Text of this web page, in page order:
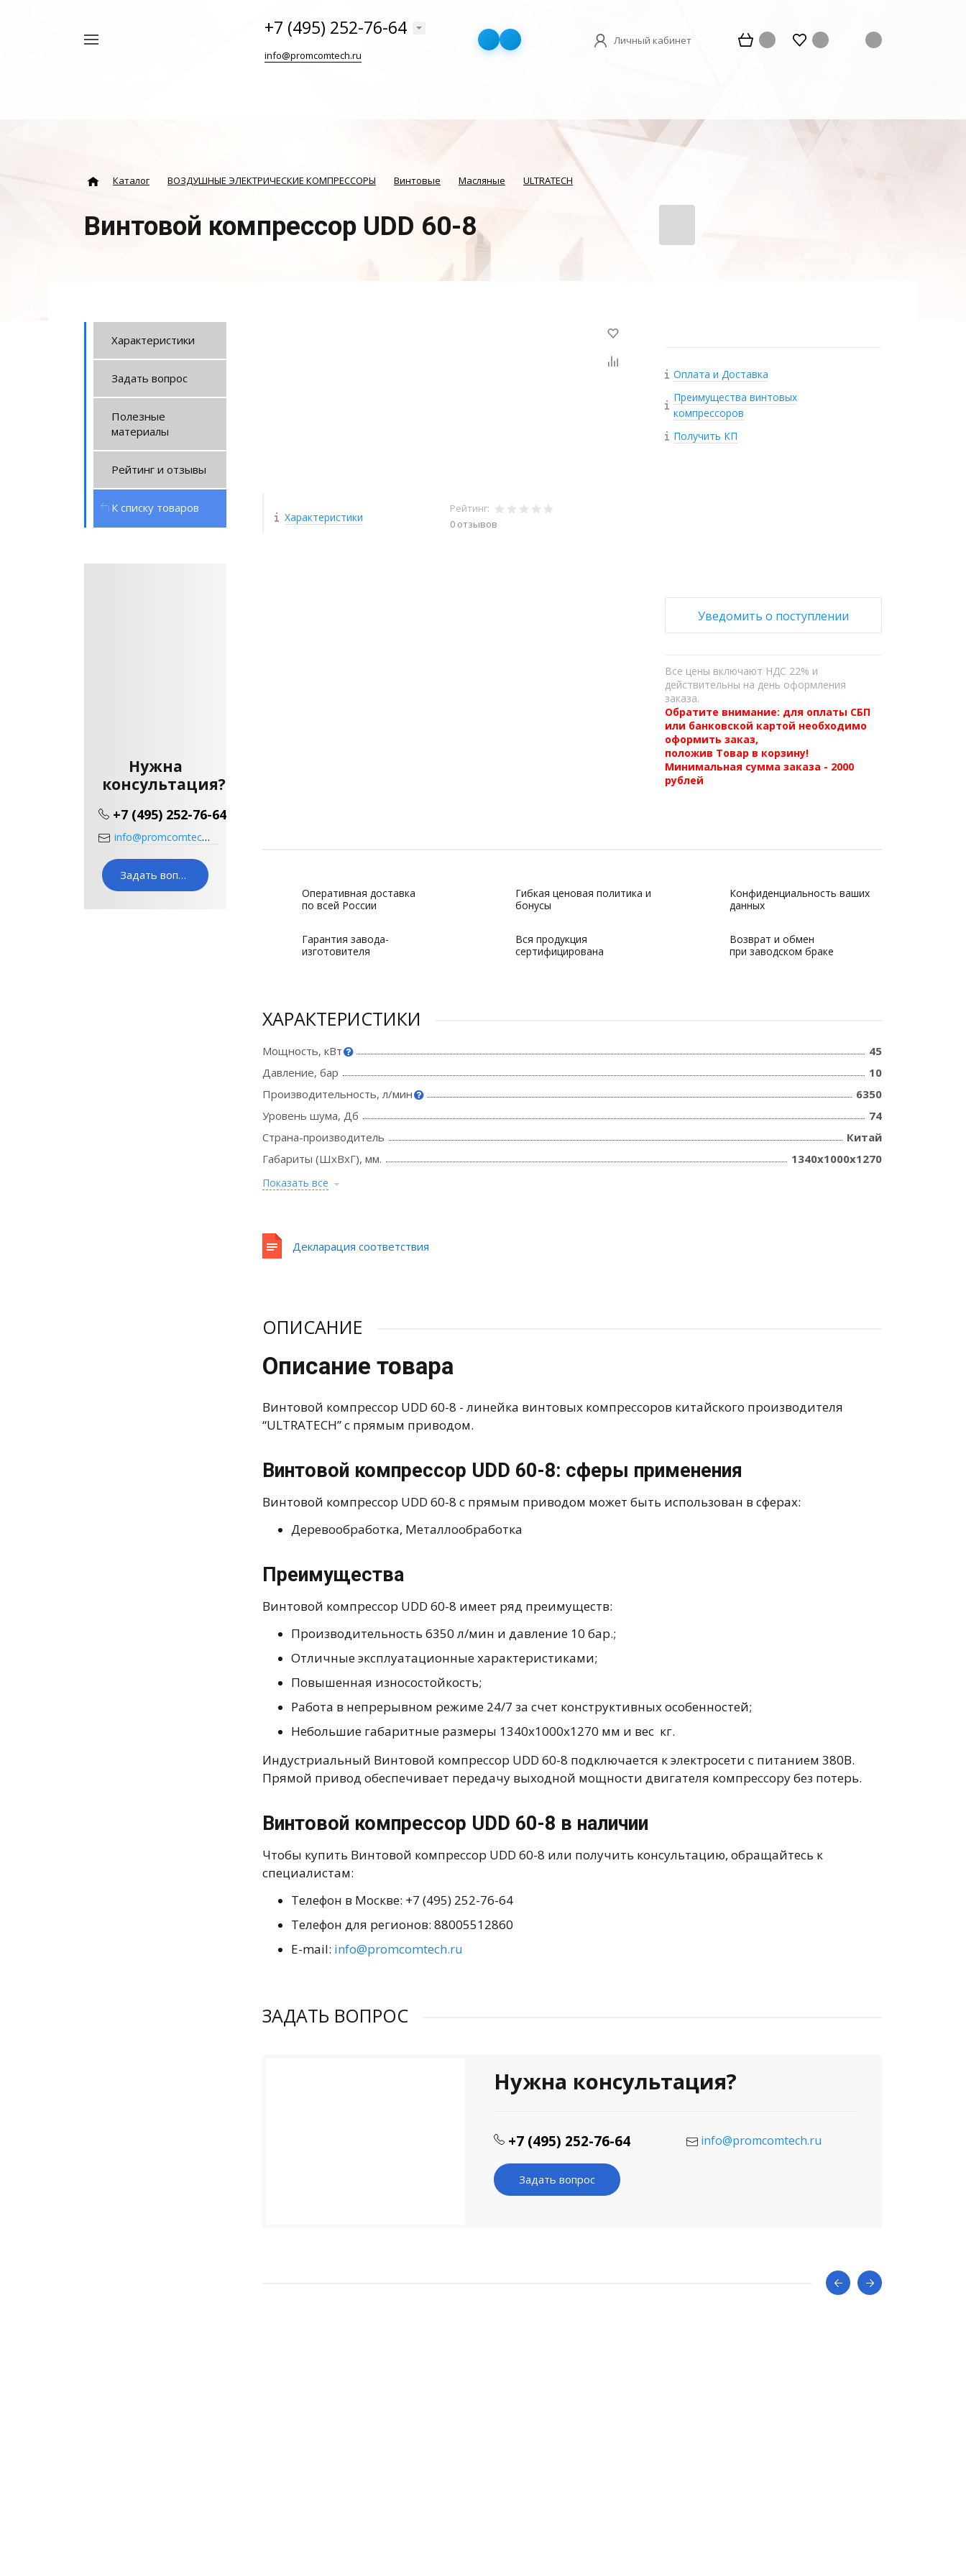
+7 (495) 252-76-64
info@promcomtech.ru
Личный кабинет
Каталог ВОЗДУШНЫЕ ЭЛЕКТРИЧЕСКИЕ КОМПРЕССОРЫ Винтовые Масляные ULTRATECH
Винтовой компрессор UDD 60-8
Характеристики
Задать вопрос
Полезные
материалы
Рейтинг и отзывы
К списку товаров
Нужна
консультация?
+7 (495) 252-76-64
info@promcomtech.ru
Задать вопрос
Характеристики
Рейтинг:
0 отзывов
Оплата и Доставка
Преимущества винтовых
компрессоров
Получить КП
Уведомить о поступлении
Все цены включают НДС 22% и
действительны на день оформления
заказа.
Обратите внимание: для оплаты СБП
или банковской картой необходимо
оформить заказ,
положив Товар в корзину!
Минимальная сумма заказа - 2000
рублей
Оперативная доставка
по всей России
Гибкая ценовая политика и
бонусы
Конфиденциальность ваших
данных
Гарантия завода-
изготовителя
Вся продукция
сертифицирована
Возврат и обмен
при заводском браке
ХАРАКТЕРИСТИКИ
Мощность, кВт
45
Давление, бар
10
Производительность, л/мин
6350
Уровень шума, Дб
74
Страна-производитель
Китай
Габариты (ШхВхГ), мм.
1340х1000х1270
Показать все
Декларация соответствия
ОПИСАНИЕ
Описание товара
Винтовой компрессор UDD 60-8 - линейка винтовых компрессоров китайского производителя
“ULTRATECH” с прямым приводом.
Винтовой компрессор UDD 60-8: сферы применения
Винтовой компрессор UDD 60-8 с прямым приводом может быть использован в сферах:
Деревообработка, Металлообработка
Преимущества
Винтовой компрессор UDD 60-8 имеет ряд преимуществ:
Производительность 6350 л/мин и давление 10 бар.;
Отличные эксплуатационные характеристиками;
Повышенная износостойкость;
Работа в непрерывном режиме 24/7 за счет конструктивных особенностей;
Небольшие габаритные размеры 1340х1000х1270 мм и вес кг.
Индустриальный Винтовой компрессор UDD 60-8 подключается к электросети с питанием 380В.
Прямой привод обеспечивает передачу выходной мощности двигателя компрессору без потерь.
Винтовой компрессор UDD 60-8 в наличии
Чтобы купить Винтовой компрессор UDD 60-8 или получить консультацию, обращайтесь к
специалистам:
Телефон в Москве: +7 (495) 252-76-64
Телефон для регионов: 88005512860
E-mail: info@promcomtech.ru
ЗАДАТЬ ВОПРОС
Нужна консультация?
+7 (495) 252-76-64 info@promcomtech.ru
Задать вопрос